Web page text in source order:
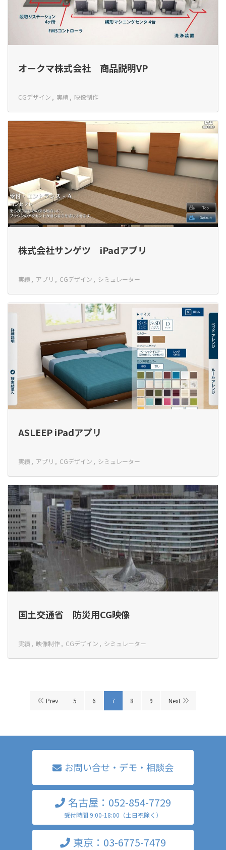
オークマ株式会社 商品説明VP
CGデザイン 実績 映像制作
株式会社サンゲツ iPadアプリ
実績 アプリ CGデザイン シミュレーター
ASLEEP iPadアプリ
実績 アプリ CGデザイン シミュレーター
国土交通省 防災用CG映像
実績 映像制作 CGデザイン シミュレーター
Prev 5 6 7 8 9 Next
お問い合せ・デモ・相談会
名古屋：052-854-7729
受付時間 9:00-18:00（土日祝除く）
東京：03-6775-7479